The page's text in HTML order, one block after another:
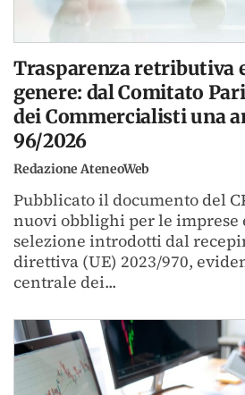
Trasparenza retributiva
genere: dal Comitato
dei Commercialisti una
96/2026
Redazione AteneoWeb
Pubblicato il documento del
nuovi obblighi per le imprese
selezione introdotti dal
direttiva (UE) 2023/970,
centrale dei...